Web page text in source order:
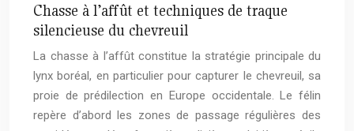
Chasse à l’affût et techniques de traque
silencieuse du chevreuil
La chasse à l’affût constitue la stratégie principale du
lynx boréal, en particulier pour capturer le chevreuil, sa
proie de prédilection en Europe occidentale. Le félin
repère d’abord les zones de passage régulières des